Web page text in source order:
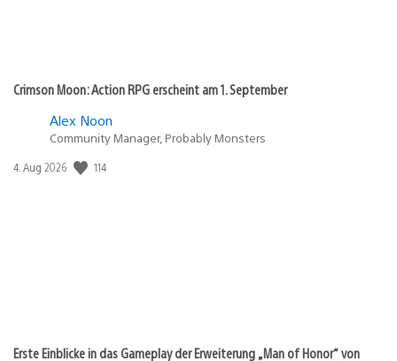
Crimson Moon: Action RPG erscheint am 1. September
Alex Noon
Community Manager, Probably Monsters
Veröffentlichungsdatum:
4. Aug 2026 114
Erste Einblicke in das Gameplay der Erweiterung „Man of Honor“ von